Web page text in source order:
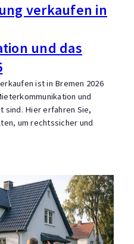
verkaufen in
und das
ist in Bremen 2026
und
sind. Hier erfahren Sie,
um rechtssicher und